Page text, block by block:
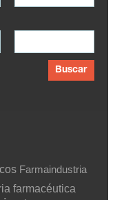
Buscar
Farmaindustria
farmacéutica